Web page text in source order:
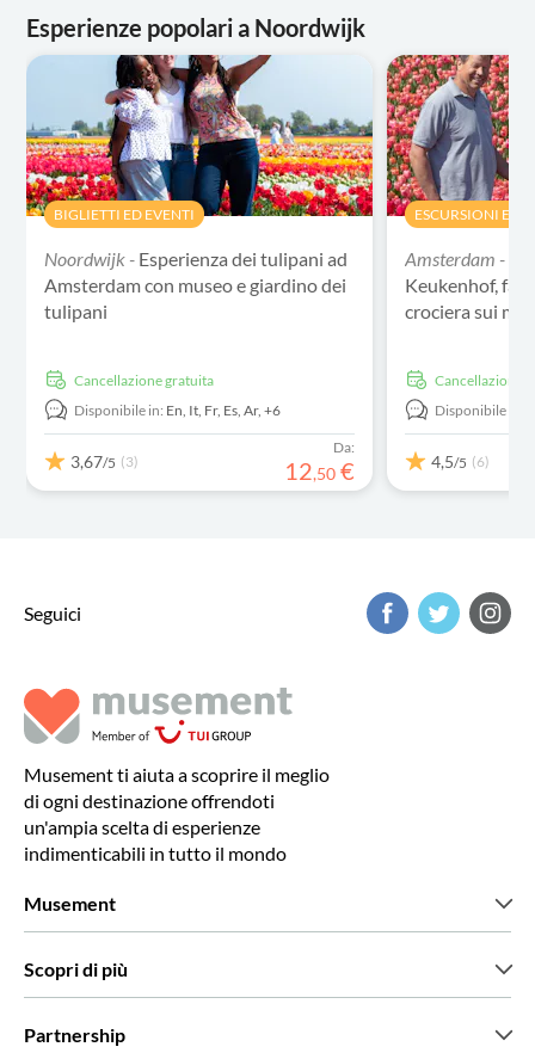
Esperienze popolari a Noordwijk
BIGLIETTI ED EVENTI
Noordwijk - Esperienza dei tulipani ad
Amsterdam con museo e giardino dei
tulipani
Cancellazione gratuita
Disponibile in: En, It, Fr, Es,Ar,+6
3,67/5 (3)
Da:
12,50 €
ESCURSIONI E
Amsterdam -
Keukenhof,
crociera sui
Cancellazione
Disponibile in:
4,5/5 (6)
Seguici
Musement ti aiuta a scoprire il meglio
di ogni destinazione offrendoti
un'ampia scelta di esperienze
indimenticabili in tutto il mondo
Musement
Stampa
Scopri di più
Partnership